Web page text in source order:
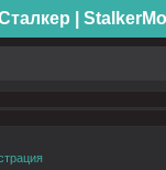
|